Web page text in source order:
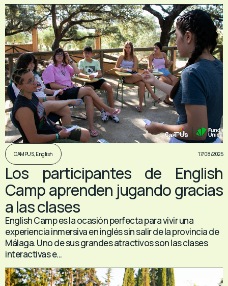
CAMPUS, English 17/08/2025
Los participantes de English
Camp aprenden jugando gracias
a las clases
English Camp es la ocasión perfecta para vivir una
experiencia inmersiva en inglés sin salir de la provincia de
Málaga. Uno de sus grandes atractivos son las clases
interactivas e...